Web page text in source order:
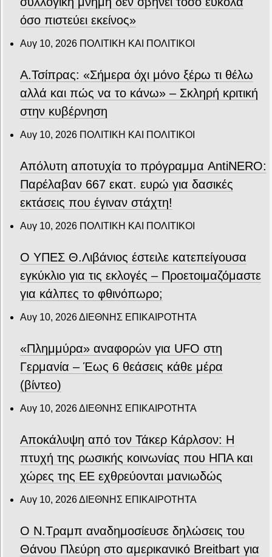
όσο πιστεύει εκείνος»
Αυγ 10, 2026 ΠΟΛΙΤΙΚΗ ΚΑΙ ΠΟΛΙΤΙΚΟΙ
Α.Τσίπρας: «Σήμερα όχι μόνο ξέρω τι θέλω
αλλά και πώς να το κάνω» – Σκληρή κριτική
στην κυβέρνηση
Αυγ 10, 2026 ΠΟΛΙΤΙΚΗ ΚΑΙ ΠΟΛΙΤΙΚΟΙ
Απόλυτη αποτυχία το πρόγραμμα AntiNERO:
Παρέλαβαν 667 εκατ. ευρώ για δασικές
εκτάσεις που έγιναν στάχτη!
Αυγ 10, 2026 ΠΟΛΙΤΙΚΗ ΚΑΙ ΠΟΛΙΤΙΚΟΙ
Ο ΥΠΕΣ Θ.Λιβάνιος έστειλε κατεπείγουσα
εγκύκλιο για τις εκλογές – Προετοιμαζόμαστε
για κάλπες το φθινόπωρο;
Αυγ 10, 2026ΔΙΕΘΝΗΣ ΕΠΙΚΑΙΡΟΤΗΤΑ
«Πλημμύρα» αναφορών για UFO στη
Γερμανία – Έως 6 θεάσεις κάθε μέρα
(βίντεο)
Αυγ 10, 2026ΔΙΕΘΝΗΣ ΕΠΙΚΑΙΡΟΤΗΤΑ
Αποκάλυψη από τον Τάκερ Κάρλσον: Η
πτυχή της ρωσικής κοινωνίας που ΗΠΑ και
χώρες της ΕΕ εχθρεύονται μανιωδώς
Αυγ 10, 2026ΔΙΕΘΝΗΣ ΕΠΙΚΑΙΡΟΤΗΤΑ
Ο Ν.Τραμπ αναδημοσίευσε δηλώσεις του
Θάνου Πλεύρη στο αμερικανικό Breitbart για